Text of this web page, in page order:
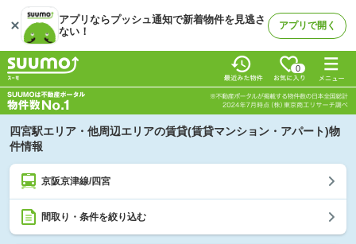
アプリならプッシュ通知で新着物件を見逃さ
ない！
アプリで開く
0
四宮駅エリア・他周辺エリアの賃貸(賃貸マンション・アパート)物
件情報
京阪京津線/四宮
間取り・条件を絞り込む